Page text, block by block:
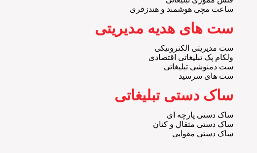
ساعت مچی هوشمند و هندزفری
ست های هدیه مدیریتی
ست مدیریتی الکترونیکی
ولکام پک تبلیغاتی اقتصادی
ست دمنوشی تبلیغاتی
ست های سرسید
ساک دستی تبلیغاتی
ساک دستی پارچه ای
ساک دستی متقال و کتان
ساک دستی مقوایی